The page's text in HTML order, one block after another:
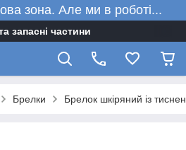
зона. Але ми в роботі...
запасні частини
Брелки Брелок шкіряний із